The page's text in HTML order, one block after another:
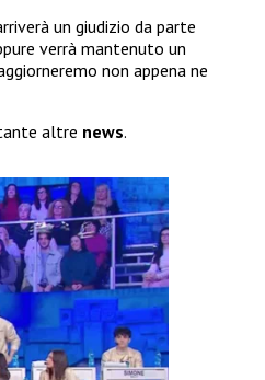
un giudizio da parte
verrà mantenuto un
non appena ne
altre news.